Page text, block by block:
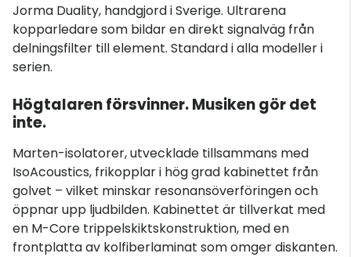
Jorma Duality, handgjord i Sverige. Ultrarena
kopparledare som bildar en direkt signalväg från
delningsfilter till element. Standard i alla modeller i
serien.
Högtalaren försvinner. Musiken gör det
inte.
Marten-isolatorer, utvecklade tillsammans med
IsoAcoustics, frikopplar i hög grad kabinettet från
golvet – vilket minskar resonansöverföringen och
öppnar upp ljudbilden. Kabinettet är tillverkat med
en M-Core trippelskiktskonstruktion, med en
frontplatta av kolfiberlaminat som omger diskanten.